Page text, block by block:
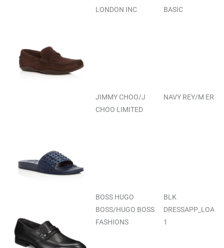
LONDON INC
BASIC
JIMMY CHOO/J
CHOO LIMITED
NAVY REY/M ERU
BOSS HUGO
BOSS/HUGO BOSS
FASHIONS
BLK
1